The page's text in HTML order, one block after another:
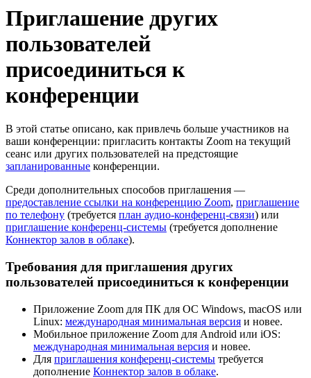
Приглашение других
пользователей
присоединиться к
конференции
В этой статье описано, как привлечь больше участников на
ваши конференции: пригласить контакты Zoom на текущий
сеанс или других пользователей на предстоящие
запланированные конференции.
Среди дополнительных способов приглашения —
предоставление ссылки на конференцию Zoom, приглашение
по телефону (требуется план аудио-конференц-связи) или
приглашение конференц-системы (требуется дополнение
Коннектор залов в облаке).
Требования для приглашения других
пользователей присоединиться к конференции
Приложение Zoom для ПК для ОС Windows, macOS или
Linux: международная минимальная версия и новее.
Мобильное приложение Zoom для Android или iOS:
международная минимальная версия и новее.
Для приглашения конференц-системы требуется
дополнение Коннектор залов в облаке.